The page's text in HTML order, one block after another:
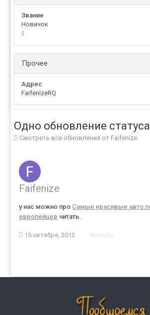
Звание
Новичок
Прочее
Адрес
FaifenizeRQ
Одно обновление статуса
Смотреть все обновления от Faifenize
Faifenize
у нас можно про Самые красивые авто
европейцев читать.
15 октября, 2012 Жалоба